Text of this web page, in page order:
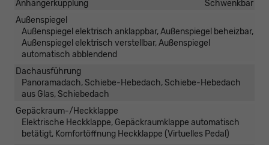
Anhängerkupplung
Schwenkbar
Außenspiegel
Außenspiegel elektrisch anklappbar, Außenspiegel beheizbar,
Außenspiegel elektrisch verstellbar, Außenspiegel
automatisch abblendend
Dachausführung
Panoramadach, Schiebe-Hebedach, Schiebe-Hebedach
aus Glas, Schiebedach
Gepäckraum-/Heckklappe
Elektrische Heckklappe, Gepäckraumklappe automatisch
betätigt, Komfortöffnung Heckklappe (Virtuelles Pedal)